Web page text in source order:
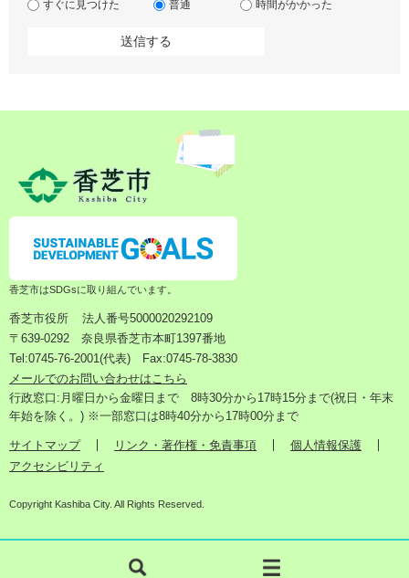
すぐに見つけた
普通 時間がかかった
香芝市はSDGsに取り組んでいます。
香芝市役所
法人番号5000020292109
〒639-0292 奈良県香芝市本町1397番地
Tel:0745-76-2001(代表) Fax:0745-78-3830
メールでのお問い合わせはこちら
行政窓口:月曜日から金曜日まで 8時30分から17時15分まで(祝日・年末
年始を除く。) ※一部窓口は8時40分から17時00分まで
サイトマップ リンク・著作権・免責事項
個人情報保護
アクセシビリティ
Copyright Kashiba City. All Rights Reserved.